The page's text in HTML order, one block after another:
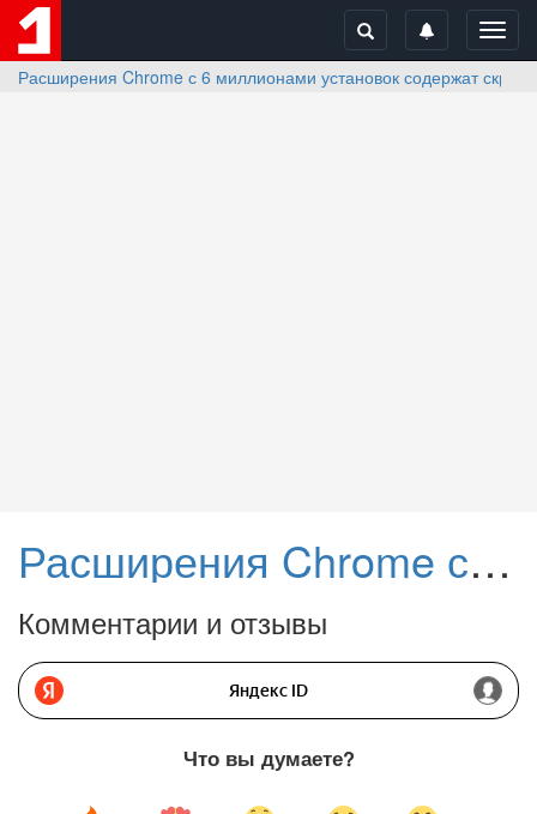
Расширения Chrome с 6 миллионами установок содержат
Расширения Chrome с 6 миллионами установок содержат скрытый код отслеживания
Комментарии и отзывы